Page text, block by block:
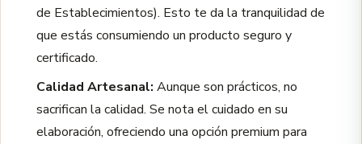
de Establecimientos). Esto te da la tranquilidad de
que estás consumiendo un producto seguro y
certificado.
Calidad Artesanal: Aunque son prácticos, no
sacrifican la calidad. Se nota el cuidado en su
elaboración, ofreciendo una opción premium para